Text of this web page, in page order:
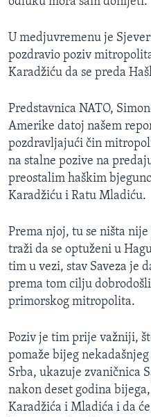
Jezici
U medjuvremenu je
pozdravio poziv
Karadžiću da se preda
Predstavnica NATO,
Amerike datoj našem
pozdravljajući čin
na stalne pozive na
preostalim haškim
Karadžiću i Ratu Mladiću.
Prema njoj, tu se ništa
traži da se optuženi u
tim u vezi, stav Saveza je
prema tom cilju
primorskog mitropolita.
Poziv je tim prije važniji,
pomaže bijeg
Srba, ukazuje zvaničnica
nakon deset godina
Karadžića i Mladića i da